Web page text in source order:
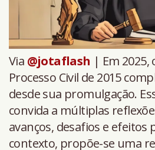
Via @jotaflash | Em 2025,
Processo Civil de 2015
desde sua promulgação.
convida a múltiplas
avanços, desafios e efeitos
contexto, propõe-se uma